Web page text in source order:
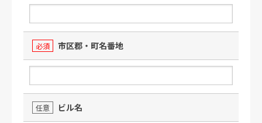
必須 市区郡・町名番地
任意 ビル名